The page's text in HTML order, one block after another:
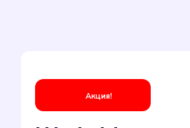
Акция!